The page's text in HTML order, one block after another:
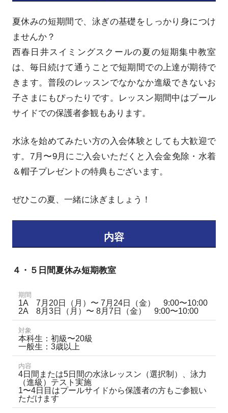
夏休みの短期間で、泳ぎの基礎をしっかり身につけ
ませんか？
西春日井スイミングスクールの夏の短期集中教室
は、毎日続けて通うことで短期間での上達が期待で
きます。普段のレッスンでなかなか進級できないお
子さまにもぴったりです。レッスン期間中はプール
サイドでの保護者参観もあります。
水泳を始めてみたい方の入会体験としても大歓迎で
す。7月〜9月にご入会いただくと入会金免除・水着
＆帽子プレゼントの特典もございます。
ぜひこの夏、一緒に泳ぎましょう！
内容
４・５日間夏休み短期教室
期間
1A 7月20日（月）〜 7月24日（金） 9:00〜10:00
2A 8月3日（月）〜 8月7日（金） 9:00〜10:00
対象
本科生：初級〜20級
一般生：3歳以上
内容
4日間または5日間の水泳レッスン（選択制）、泳力
（進級）テスト実施
1〜4日目はプールサイドから保護者の方もご参観い
ただけます